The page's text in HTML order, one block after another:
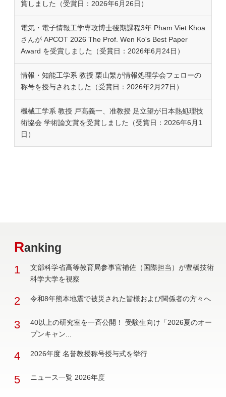
賞しました（受賞日：2026年6月26日）
電気・電子情報工学専攻博士後期課程3年 Pham Viet Khoa
さんが APCOT 2026 The Prof. Wen Ko's Best Paper
Award を受賞しました（受賞日：2026年6月24日）
情報・知能工学系 教授 栗山繁が情報処理学会フェローの
称号を授与されました（受賞日：2026年2月27日）
機械工学系 教授 戸髙義一、准教授 足立望が日本熱処理技
術協会 学術論文賞を受賞しました（受賞日：2026年6月1
日）
Ranking
1
文部科学省高等教育局参事官補佐（国際担当）が豊橋技術
科学大学を視察
2 令和8年熊本地震で被災された皆様および関係者の方々へ
3
40以上の研究室を一斉公開！ 受験生向け「2026夏のオー
プンキャン...
4 2026年度 名誉教授称号授与式を挙行
5 ニュース一覧 2026年度